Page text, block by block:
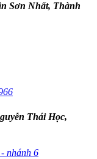
Sơn Nhất, Thành
Thái Học,
nhánh 6